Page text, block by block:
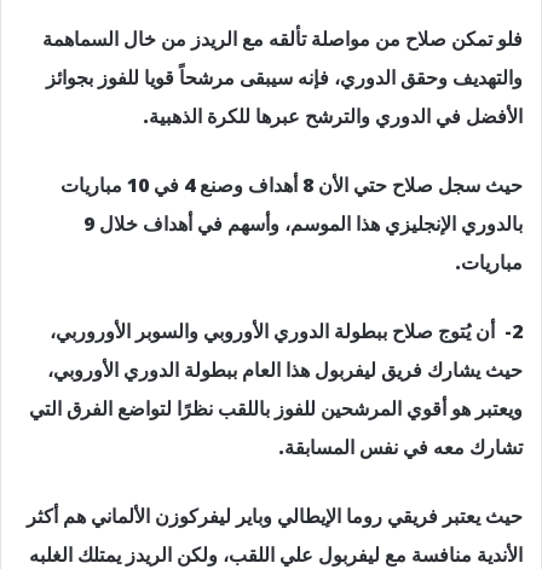
فلو تمكن صلاح من مواصلة تألقه مع الريدز من خال السماهمة
والتهديف وحقق الدوري، فإنه سيبقى مرشحاً قويا للفوز بجوائز
الأفضل في الدوري والترشح عبرها للكرة الذهبية.
حيث سجل صلاح حتي الأن 8 أهداف وصنع 4 في 10 مباريات
بالدوري الإنجليزي هذا الموسم، وأسهم في أهداف خلال 9
مباريات.
2- أن يُتوج صلاح ببطولة الدوري الأوروبي والسوبر الأوروربي،
حيث يشارك فريق ليفربول هذا العام ببطولة الدوري الأوروبي،
ويعتبر هو أقوي المرشحين للفوز باللقب نظرًا لتواضع الفرق التي
تشارك معه في نفس المسابقة.
حيث يعتبر فريقي روما الإيطالي وباير ليفركوزن الألماني هم أكثر
الأندية منافسة مع ليفربول علي اللقب، ولكن الريدز يمتلك الغلبه